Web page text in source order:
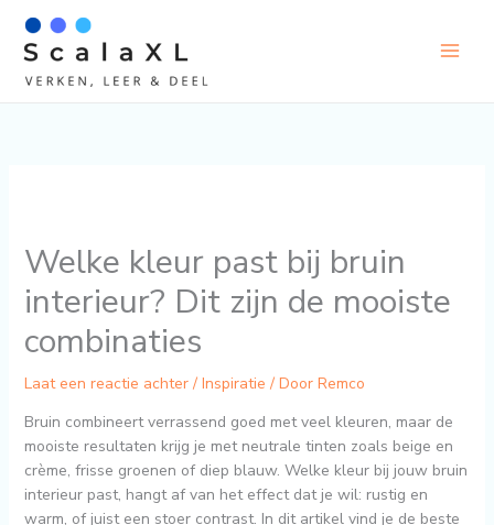
naar
inhoud
Welke kleur past bij bruin
interieur? Dit zijn de mooiste
combinaties
Laat een reactie achter / Inspiratie / Door Remco
Bruin combineert verrassend goed met veel kleuren, maar de
mooiste resultaten krijg je met neutrale tinten zoals beige en
crème, frisse groenen of diep blauw. Welke kleur bij jouw bruin
interieur past, hangt af van het effect dat je wil: rustig en
warm, of juist een stoer contrast. In dit artikel vind je de beste